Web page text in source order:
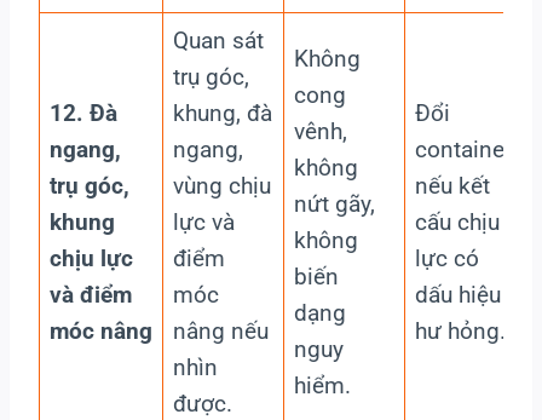
12. Đà
ngang,
trụ góc,
khung
chịu lực
và điểm
móc nâng
Quan sát
trụ góc,
khung, đà
ngang,
vùng chịu
lực và
điểm
móc
nâng nếu
nhìn
được.
Không
cong
vênh,
không
nứt gãy,
không
biến
dạng
nguy
hiểm.
Đổi
container
nếu kết
cấu chịu
lực có
dấu hiệu
hư hỏng.